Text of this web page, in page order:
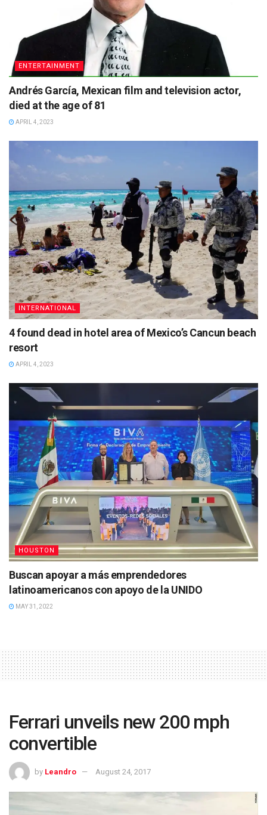
ENTERTAINMENT
Andrés García, Mexican film and television actor,
died at the age of 81
APRIL 4, 2023
INTERNATIONAL
4 found dead in hotel area of Mexico’s Cancun beach
resort
APRIL 4, 2023
HOUSTON
Buscan apoyar a más emprendedores
latinoamericanos con apoyo de la UNIDO
MAY 31, 2022
Ferrari unveils new 200 mph
convertible
by Leandro August 24, 2017